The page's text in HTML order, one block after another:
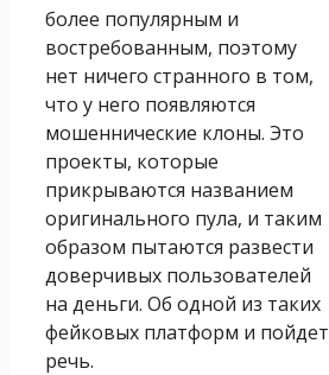
более популярным и
востребованным, поэтому
нет ничего странного в том,
что у него появляются
мошеннические клоны. Это
проекты, которые
прикрываются названием
оригинального пула, и таким
образом пытаются развести
доверчивых пользователей
на деньги. Об одной из таких
фейковых платформ и пойдет
речь.